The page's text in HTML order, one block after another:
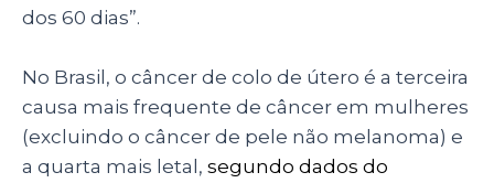
dos 60 dias”.
No Brasil, o câncer de colo de útero é a terceira
causa mais frequente de câncer em mulheres
(excluindo o câncer de pele não melanoma) e
a quarta mais letal, segundo dados do